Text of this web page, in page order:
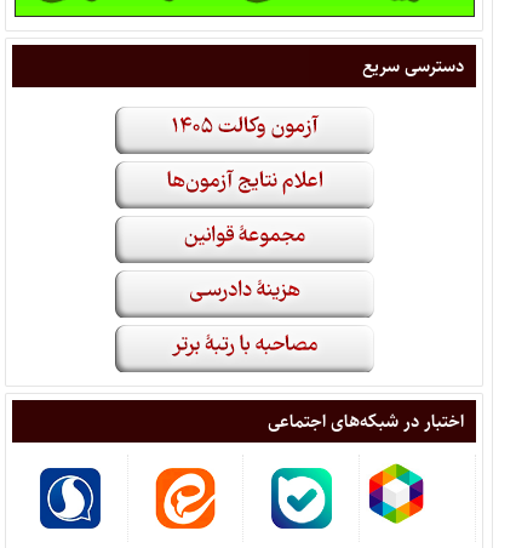
دسترسی سریع
اختبار در شبکه‌های اجتماعی